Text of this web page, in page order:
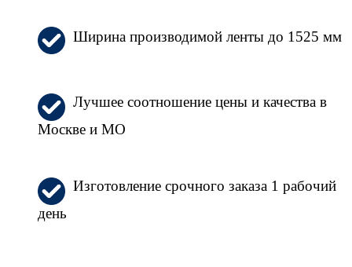
Ширина производимой ленты до 1525 мм
Лучшее соотношение цены и качества в
Москве и МО
Изготовление срочного заказа 1 рабочий
день